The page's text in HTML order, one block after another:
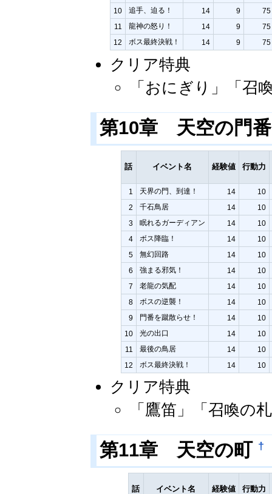
10
追手、迫る！ 14 9
75
11
龍神の怒り！ 14 9
75
12
ボス最終決戦！ 14 9 75
クリア特典
「おにぎり」「召
第10章 天空の門
話 イベント名 経験値 行動力
1 天界の門、到達！ 14
10
2
千石鳥居 14
10
3
眠れるガーディアン 14
10
4
ボス降臨！ 14
10
5
無幻回路 14
10
6
強まる邪気！ 14
10
7
老龍の気配 14
10
8
ボスの逆襲！ 14
10
9
門番を蹴散らせ！ 14
10
10
光の出口 14
10
11
最後の鳥居 14
10
12
ボス最終決戦！ 14 10
クリア特典
「鷹笛」「召喚の
第11章 天空の町 †
話 イベント名 経験値 行動力